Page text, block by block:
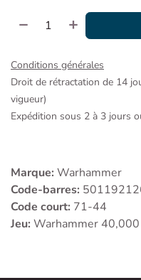
Conditions générales
Droit de rétractation de 14
vigueur)
Expédition sous 2 à 3 jours
Marque: Warhammer
Code-barres:
Code court: 71-44
Jeu: Warhammer 40,000